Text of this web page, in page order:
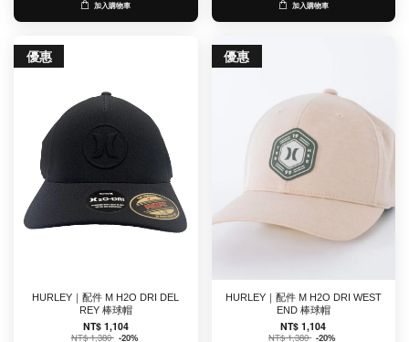
加入購物車 加入購物車
優惠
HURLEY｜配件 M H2O DRI DEL
REY 棒球帽
NT$ 1,104
NT$ 1,380 -20%
優惠
HURLEY｜配件 M H2O DRI WEST
END 棒球帽
NT$ 1,104
NT$ 1,380 -20%